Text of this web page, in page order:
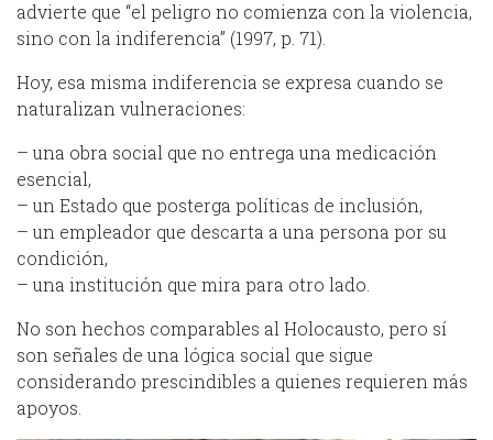
advierte que “el peligro no comienza con la violencia,
sino con la indiferencia” (1997, p. 71).
Hoy, esa misma indiferencia se expresa cuando se
naturalizan vulneraciones:
– una obra social que no entrega una medicación
esencial,
– un Estado que posterga políticas de inclusión,
– un empleador que descarta a una persona por su
condición,
– una institución que mira para otro lado.
No son hechos comparables al Holocausto, pero sí
son señales de una lógica social que sigue
considerando prescindibles a quienes requieren más
apoyos.